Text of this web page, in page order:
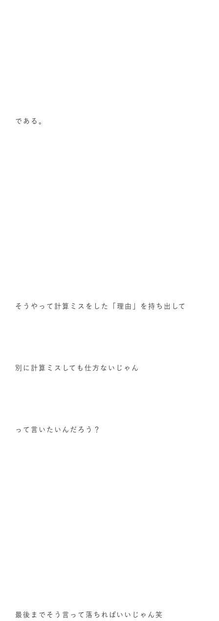
である。
そうやって計算ミスをした「理由」を持ち出して
別に計算ミスしても仕方ないじゃん
って言いたいんだろう？
最後までそう言って落ちればいいじゃん笑